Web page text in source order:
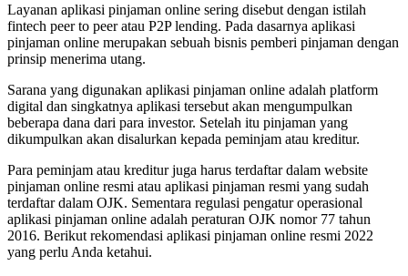
Layanan aplikasi pinjaman online sering disebut dengan istilah
fintech peer to peer atau P2P lending. Pada dasarnya aplikasi
pinjaman online merupakan sebuah bisnis pemberi pinjaman dengan
prinsip menerima utang.
Sarana yang digunakan aplikasi pinjaman online adalah platform
digital dan singkatnya aplikasi tersebut akan mengumpulkan
beberapa dana dari para investor. Setelah itu pinjaman yang
dikumpulkan akan disalurkan kepada peminjam atau kreditur.
Para peminjam atau kreditur juga harus terdaftar dalam website
pinjaman online resmi atau aplikasi pinjaman resmi yang sudah
terdaftar dalam OJK. Sementara regulasi pengatur operasional
aplikasi pinjaman online adalah peraturan OJK nomor 77 tahun
2016. Berikut rekomendasi aplikasi pinjaman online resmi 2022
yang perlu Anda ketahui.